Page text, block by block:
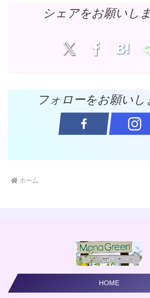
シェアをお願いし
フォローをお願いし
ホーム
HOME